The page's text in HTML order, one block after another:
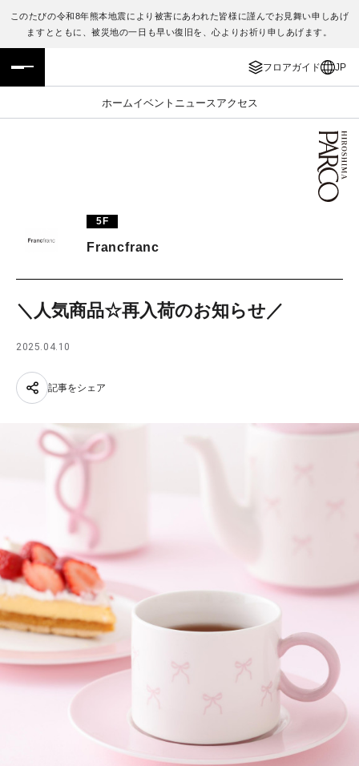
このたびの令和8年熊本地震により被害にあわれた皆様に謹んでお見舞い申しあげ
ますとともに、被災地の一日も早い復旧を、心よりお祈り申しあげます。
フロアガイド JP
ホームイベント ニュース アクセス
フロアガイド
施設案内・アクセス
TAX FREE
ENGLISH
繁体字
日本語
5F
Francfranc
＼人気商品☆再入荷のお知らせ／
2025.04.10
記事をシェア